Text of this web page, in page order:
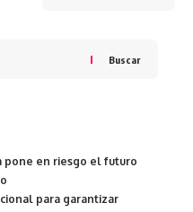
Buscar
pone en riesgo el futuro
para garantizar